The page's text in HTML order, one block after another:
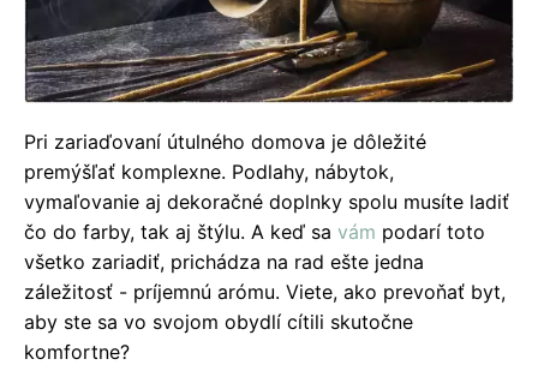
Pri zariaďovaní útulného domova je dôležité
premýšľať komplexne. Podlahy, nábytok,
vymaľovanie aj dekoračné doplnky spolu musíte ladiť
čo do farby, tak aj štýlu. A keď sa vám podarí toto
všetko zariadiť, prichádza na rad ešte jedna
záležitosť - príjemnú arómu. Viete, ako prevoňať byt,
aby ste sa vo svojom obydlí cítili skutočne
komfortne?